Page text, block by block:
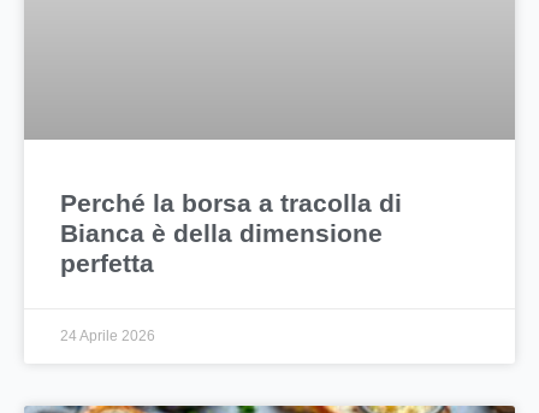
Perché la borsa a tracolla di
Bianca è della dimensione
perfetta
24 Aprile 2026